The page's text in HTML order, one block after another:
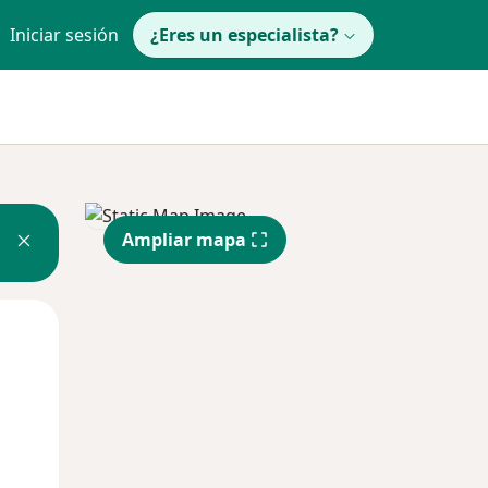
Iniciar sesión ¿Eres un especialista?
Ampliar mapa